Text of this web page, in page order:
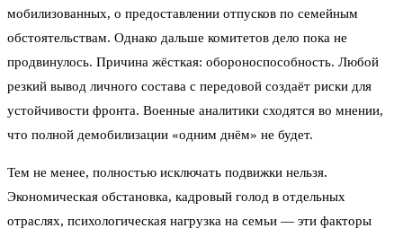
мобилизованных, о предоставлении отпусков по семейным
обстоятельствам. Однако дальше комитетов дело пока не
продвинулось. Причина жёсткая: обороноспособность. Любой
резкий вывод личного состава с передовой создаёт риски для
устойчивости фронта. Военные аналитики сходятся во мнении,
что полной демобилизации «одним днём» не будет.
Тем не менее, полностью исключать подвижки нельзя.
Экономическая обстановка, кадровый голод в отдельных
отраслях, психологическая нагрузка на семьи — эти факторы